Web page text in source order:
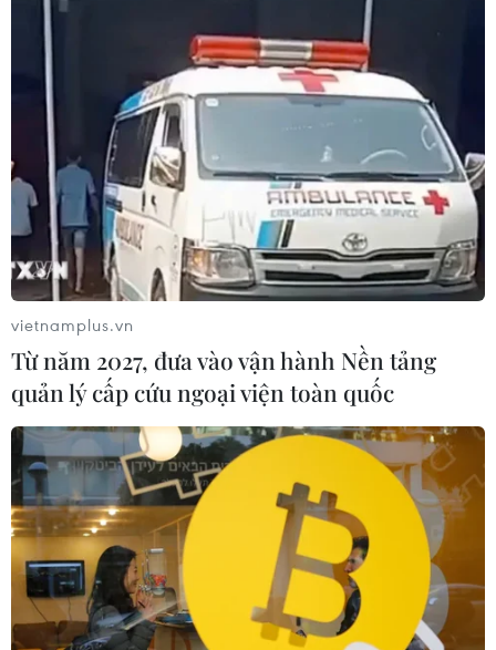
vietnamplus.vn
Từ năm 2027, đưa vào vận hành Nền tảng
quản lý cấp cứu ngoại viện toàn quốc